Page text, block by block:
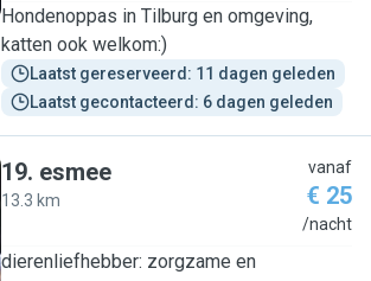
Hondenoppas in Tilburg en omgeving,
katten ook welkom:)
Laatst gereserveerd: 11 dagen geleden
Laatst gecontacteerd: 6 dagen geleden
19. esmee
13.3 km
vanaf
€ 25
/nacht
dierenliefhebber: zorgzame en